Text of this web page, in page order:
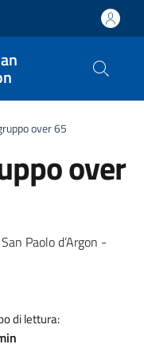
over 65
over
Paolo d’Argon -
di lettura: